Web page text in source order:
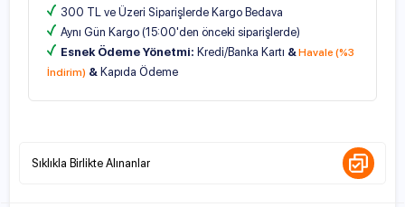
300 TL ve Üzeri Siparişlerde Kargo Bedava
Aynı Gün Kargo (15:00'den önceki siparişlerde)
Esnek Ödeme Yönetmi: Kredi/Banka Kartı &Havale (%3
İndirim) & Kapıda Ödeme
Sıklıkla Birlikte Alınanlar